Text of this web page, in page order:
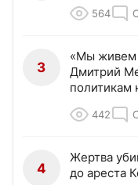
564
3
«Мы живем
Дмитрий
политикам
442
4
Жертва
до ареста